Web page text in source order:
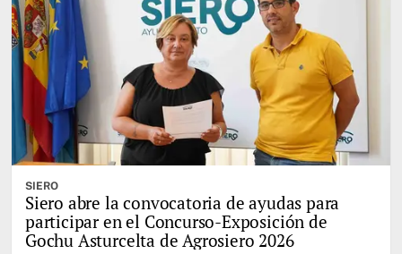
SIERO
Siero abre la convocatoria de ayudas para
participar en el Concurso-Exposición de
Gochu Asturcelta de Agrosiero 2026